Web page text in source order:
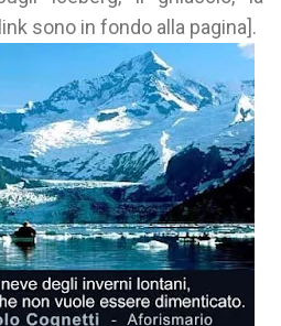
sono in fondo alla pagina].